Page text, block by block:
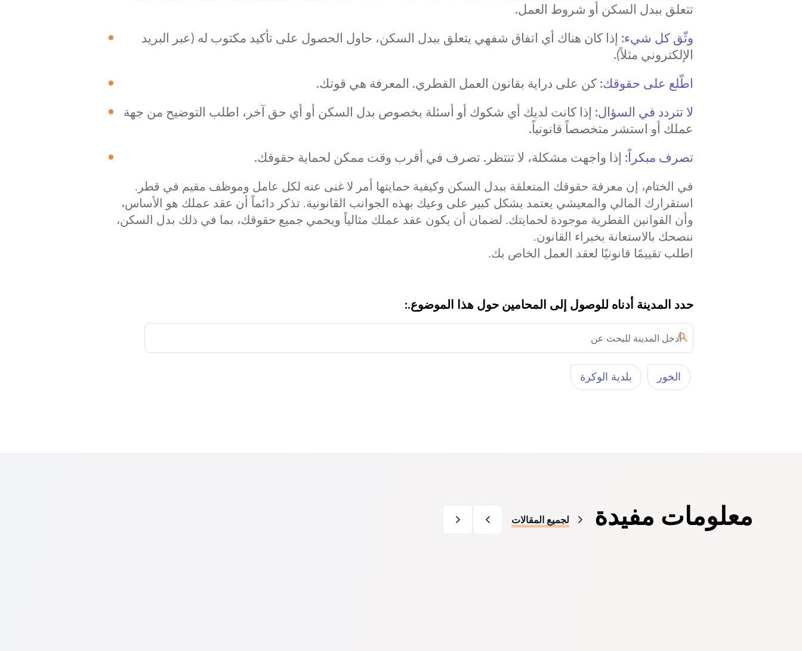
تتعلق ببدل السكن أو شروط العمل.
وثّق كل شيء: إذا كان هناك أي اتفاق شفهي يتعلق ببدل السكن، حاول الحصول على تأكيد مكتوب له (عبر البريد
الإلكتروني مثلاً).
اطّلع على حقوقك: كن على دراية بقانون العمل القطري. المعرفة هي قوتك.
لا تتردد في السؤال: إذا كانت لديك أي شكوك أو أسئلة بخصوص بدل السكن أو أي حق آخر، اطلب التوضيح من جهة
عملك أو استشر متخصصاً قانونياً.
تصرف مبكراً: إذا واجهت مشكلة، لا تنتظر. تصرف في أقرب وقت ممكن لحماية حقوقك.
في الختام، إن معرفة حقوقك المتعلقة ببدل السكن وكيفية حمايتها أمر لا غنى عنه لكل عامل وموظف مقيم في قطر.
استقرارك المالي والمعيشي يعتمد بشكل كبير على وعيك بهذه الجوانب القانونية. تذكر دائماً أن عقد عملك هو الأساس،
وأن القوانين القطرية موجودة لحمايتك. لضمان أن يكون عقد عملك مثالياً ويحمي جميع حقوقك، بما في ذلك بدل السكن،
ننصحك بالاستعانة بخبراء القانون.
اطلب تقييمًا قانونيًا لعقد العمل الخاص بك.
حدد المدينة أدناه للوصول إلى المحامين حول هذا الموضوع.:
الخور‎ بلدية الوكرة
معلومات مفيدة لجميع المقالات